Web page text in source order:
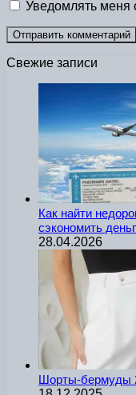
Уведомлять меня
Свежие записи
Как найти
сэкономить
28.04.2026
Шорты-бермуды